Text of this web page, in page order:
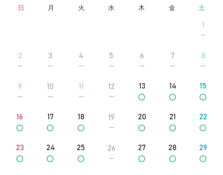
日 月 火 水 木 金 土
1
2 3 4 5 6 7 8
9 10 11 12 13 14 15
16 17 18 19 20 21 22
23 24 25 26 27 28 29